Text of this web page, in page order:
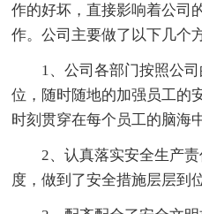
作的好坏，直接影响着公司
作。公司主要做了以下几个
1、公司各部门按照公
位，随时随地的加强员工的
时刻贯穿在每个员工的脑海中
2、认真落实安全生产
度，做到了安全措施层层到位